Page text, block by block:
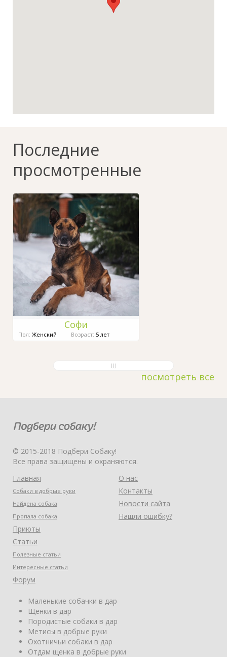
Последние
просмотренные
Софи
Пол: Женский Возраст: 5 лет
посмотреть все
© 2015-2018 Подбери Собаку!
Все права защищены и охраняются.
Главная
Собаки в добрые руки
Найдена собака
Пропала собака
Приюты
Статьи
Полезные статьи
Интересные статьи
Форум
О нас
Контакты
Новости сайта
Нашли ошибку?
Маленькие собачки в дар
Щенки в дар
Породистые собаки в дар
Метисы в добрые руки
Охотничьи собаки в дар
Отдам щенка в добрые руки